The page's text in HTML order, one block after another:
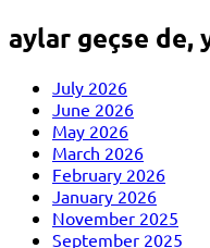
aylar geçse de,
July 2026
June 2026
May 2026
March 2026
February 2026
January 2026
November 2025
September 2025